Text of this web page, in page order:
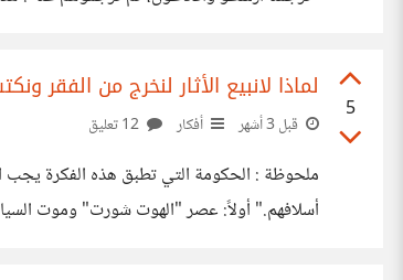
5
لماذا لانبيع الأثار لنخرج من
قبل 3 أشهر أفكار
ملحوظة : الحكومة التي تطبق هذه الفكرة يجب
أسلافهم." أولاً: عصر "الهوت شورت" وموت